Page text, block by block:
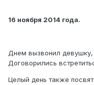
16 ноября 2014 года.
Днем вызвонил девушку,
Договорились
Целый день также